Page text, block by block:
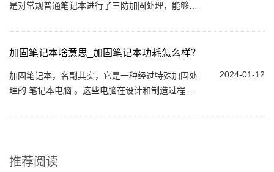
是对常规普通笔记本进行了三防加固处理，能够很
电脑和普通的差别很大,因为三防笔记本的特殊...
加固笔记本啥意思_加固笔记本功耗怎么样？
2024-01-12
加固笔记本，名副其实，它是一种经过特殊加固处
理的 笔记本电脑 。这些电脑在设计和制造过程
geng为极端的环境和条件。无论是强烈的震动，
推荐阅读